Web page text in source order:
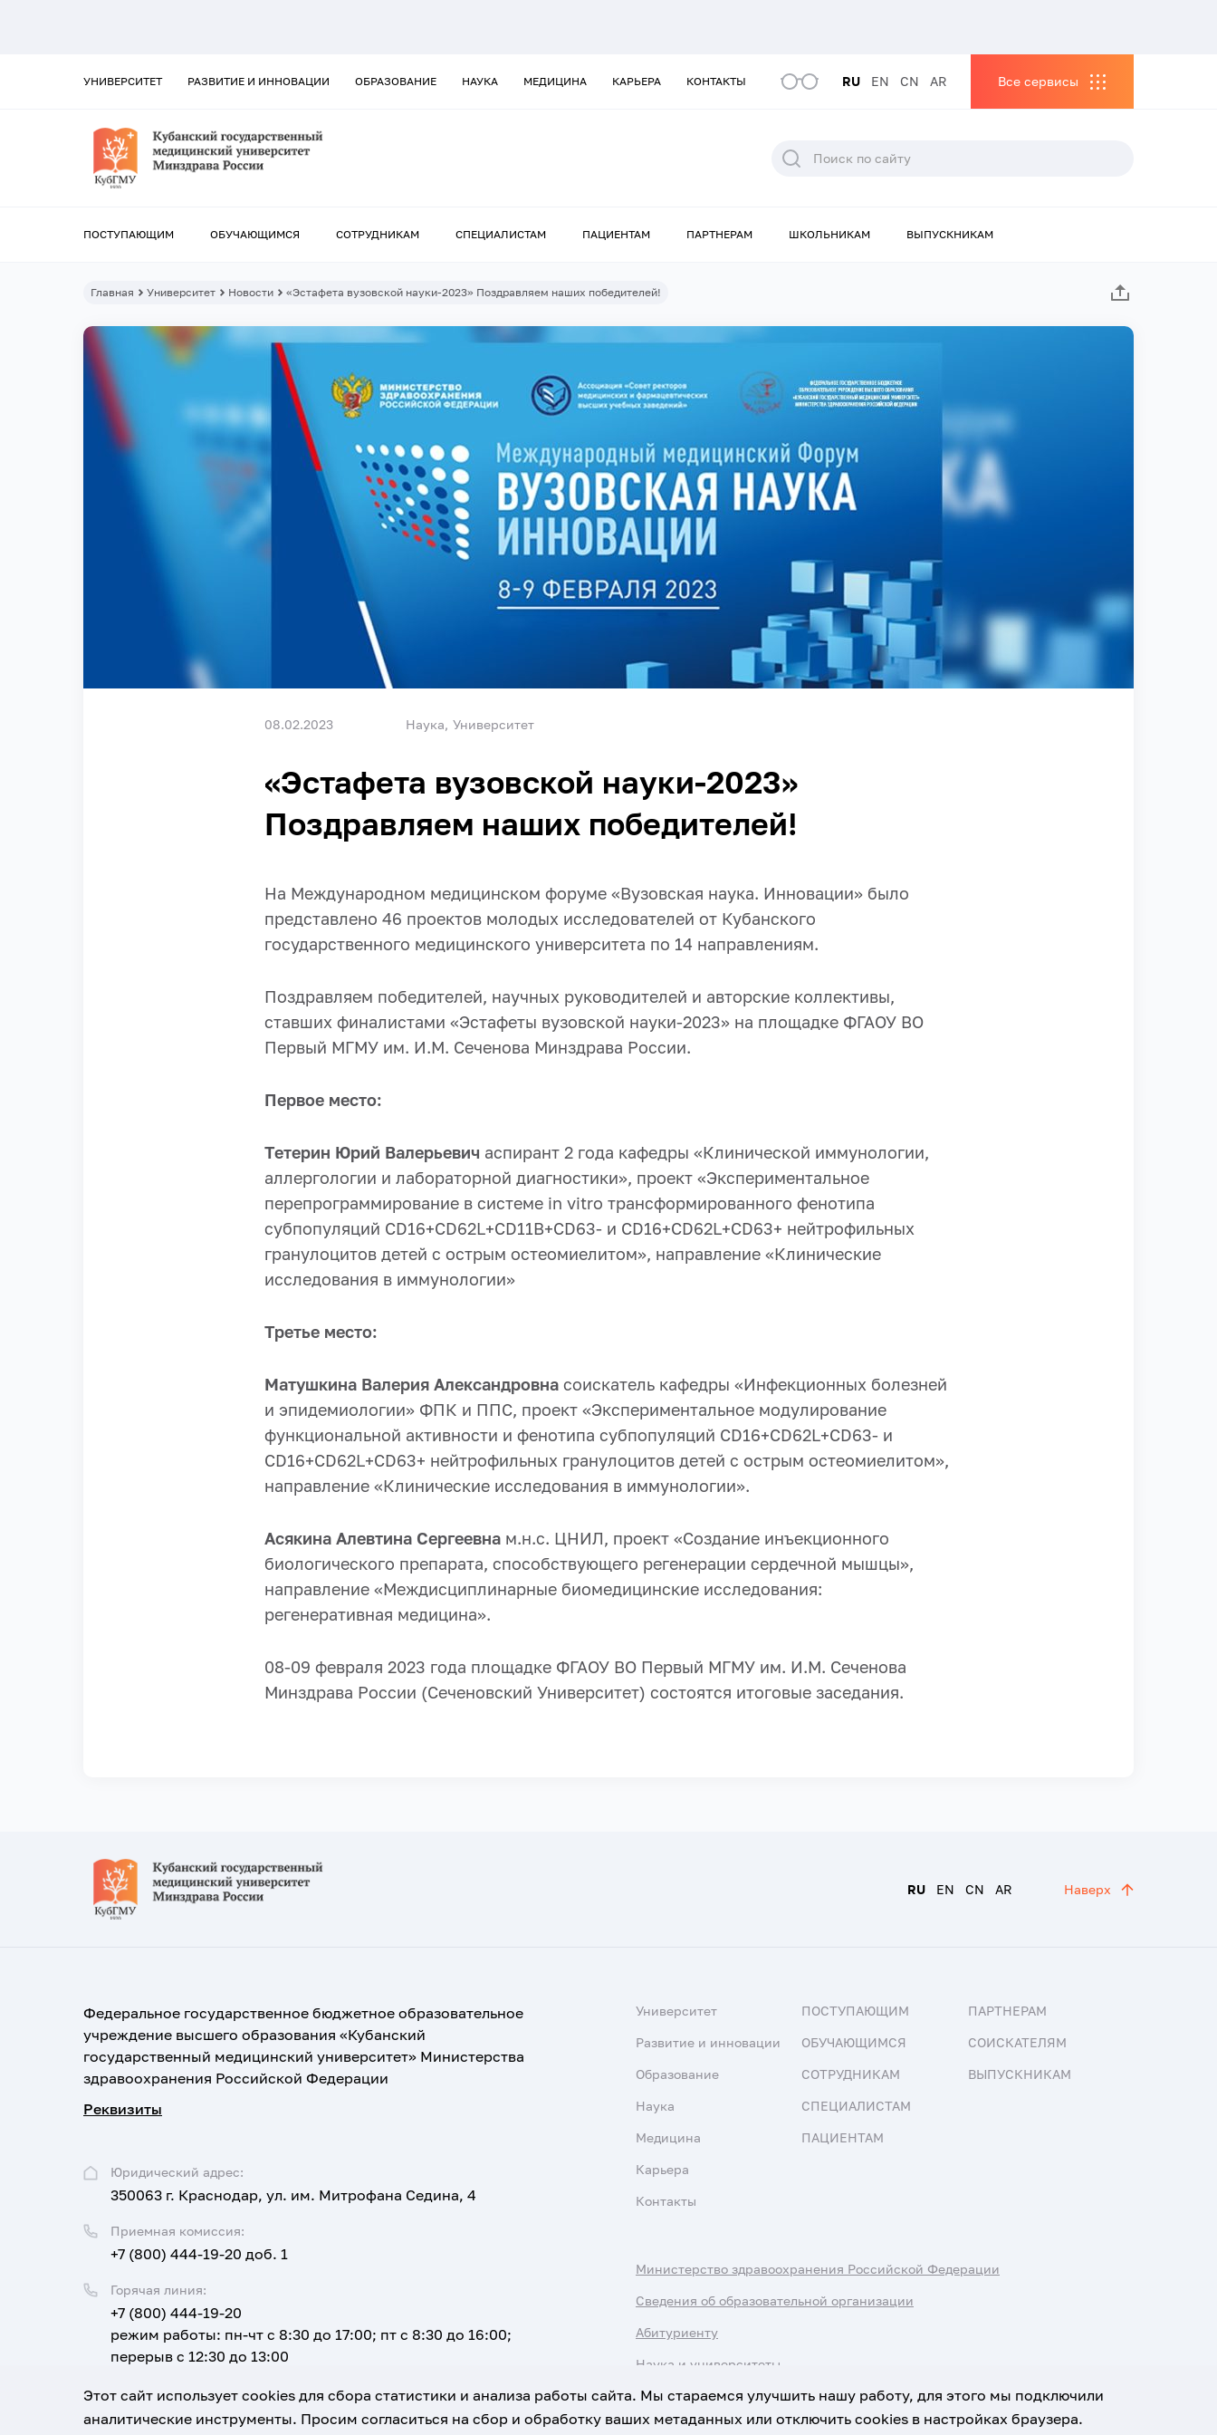
УНИВЕРСИТЕТ РАЗВИТИЕ И ИННОВАЦИИ ОБРАЗОВАНИЕ НАУКА МЕДИЦИНА КАРЬЕРА КОНТАКТЫ RU EN CN AR Все сервисы
ПОСТУПАЮЩИМ ОБУЧАЮЩИМСЯ СОТРУДНИКАМ СПЕЦИАЛИСТАМ ПАЦИЕНТАМ ПАРТНЕРАМ ШКОЛЬНИКАМ ВЫПУСКНИКАМ
Главная Университет Новости «Эстафета вузовской науки-2023» Поздравляем наших победителей!
08.02.2023 Наука Университет
«Эстафета вузовской науки-2023»
Поздравляем наших победителей!
На Международном медицинском форуме «Вузовская наука. Инновации» было
представлено 46 проектов молодых исследователей от Кубанского
государственного медицинского университета по 14 направлениям.
Поздравляем победителей, научных руководителей и авторские коллективы,
ставших финалистами «Эстафеты вузовской науки-2023» на площадке ФГАОУ ВО
Первый МГМУ им. И.М. Сеченова Минздрава России.
Первое место:
Тетерин Юрий Валерьевич аспирант 2 года кафедры «Клинической иммунологии,
аллергологии и лабораторной диагностики», проект «Экспериментальное
перепрограммирование в системе in vitro трансформированного фенотипа
субпопуляций CD16+CD62L+CD11B+CD63- и CD16+CD62L+CD63+ нейтрофильных
гранулоцитов детей с острым остеомиелитом», направление «Клинические
исследования в иммунологии»
Третье место:
Матушкина Валерия Александровна соискатель кафедры «Инфекционных болезней
и эпидемиологии» ФПК и ППС, проект «Экспериментальное модулирование
функциональной активности и фенотипа субпопуляций CD16+CD62L+CD63- и
CD16+CD62L+CD63+ нейтрофильных гранулоцитов детей с острым остеомиелитом»,
направление «Клинические исследования в иммунологии».
Асякина Алевтина Сергеевна м.н.с. ЦНИЛ, проект «Создание инъекционного
биологического препарата, способствующего регенерации сердечной мышцы»,
направление «Междисциплинарные биомедицинские исследования:
регенеративная медицина».
08-09 февраля 2023 года площадке ФГАОУ ВО Первый МГМУ им. И.М. Сеченова
Минздрава России (Сеченовский Университет) состоятся итоговые заседания.
RU EN CN AR Наверх
Федеральное государственное бюджетное образовательное
учреждение высшего образования «Кубанский
государственный медицинский университет» Министерства
здравоохранения Российской Федерации
Реквизиты
Юридический адрес:
350063 г. Краснодар, ул. им. Митрофана Седина, 4
Приемная комиссия:
+7 (800) 444-19-20 доб. 1
Горячая линия:
+7 (800) 444-19-20
режим работы: пн-чт с 8:30 до 17:00; пт с 8:30 до 16:00;
перерыв с 12:30 до 13:00
Email:
corpus@ksma.ru
Университет
Развитие и инновации
Образование
Наука
Медицина
Карьера
Контакты
ПОСТУПАЮЩИМ
ОБУЧАЮЩИМСЯ
СОТРУДНИКАМ
СПЕЦИАЛИСТАМ
ПАЦИЕНТАМ
ПАРТНЕРАМ
СОИСКАТЕЛЯМ
ВЫПУСКНИКАМ
Министерство здравоохранения Российской Федерации
Сведения об образовательной организации
Абитуриенту
Наука и университеты
Этот сайт использует cookies для сбора статистики и анализа работы сайта. Мы стараемся улучшить нашу работу, для этого мы подключили
аналитические инструменты. Просим согласиться на сбор и обработку ваших метаданных или отключить cookies в настройках браузера.